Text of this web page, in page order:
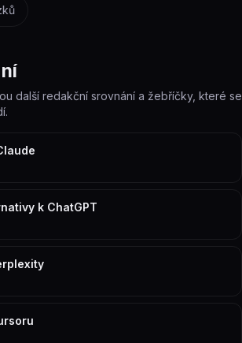
další redakční srovnání a žebříčky, které se
k ChatGPT